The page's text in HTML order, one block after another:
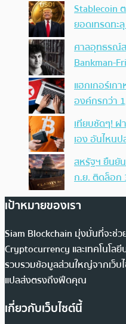
Stablecoin
ยอดเทรดทะ
ศาลอุทธรณ์
Bankman-
แฮกเกอร์เก
องค์กรกว่า
เทียบชัดๆ! ฝ
เอง อันไหน
สหรัฐฯ ยืนยั
ก.ย. ติดล็อก
เป้าหมายของเรา
Siam Blockchain มุ่งมั่นที่จะช่ว
Cryptocurrency และเทคโนโล
รวบรวมข้อมูลส่วนใหญ่จากเว็บ
แปลส่งตรงถึงฟีดคุณ
เกี่ยวกับเว็บไซต์นี้